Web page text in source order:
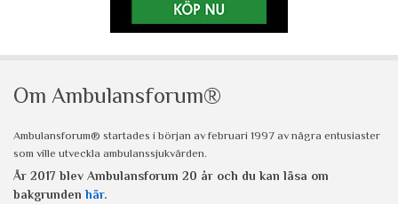
Om Ambulansforum®
Ambulansforum® startades i början av februari 1997 av några entusiaster
som ville utveckla ambulanssjukvården.
År 2017 blev Ambulansforum 20 år och du kan läsa om
bakgrunden här.